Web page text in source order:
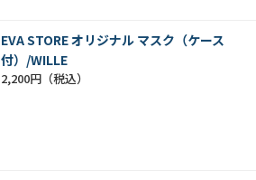
EVA STORE オリジナル マスク（ケース
付）/WILLE
2,200円